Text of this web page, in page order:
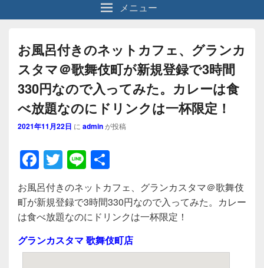
メニュー
お風呂付きのネットカフェ、グランカ
スタマ＠歌舞伎町が新規登録で3時間
330円なので入ってみた。カレーは食
べ放題なのにドリンクは一杯限定！
2021年11月22日 に adminが投稿
F
a
c
e
b
o
T
wi
tt
er
Li
n
e
有
お風呂付きのネットカフェ、グランカスタマ＠歌舞伎
町が新規登録で3時間330円なので入ってみた。カレー
は食べ放題なのにドリンクは一杯限定！
グランカスタマ 歌舞伎町店